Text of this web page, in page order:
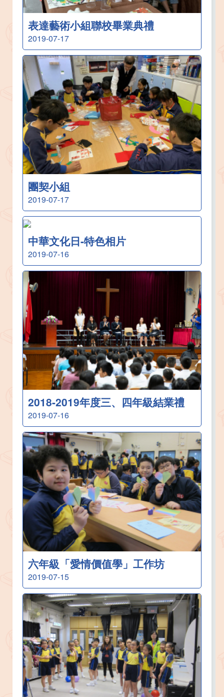
表達藝術小組聯校畢業典禮
2019-07-17
團契小組
2019-07-17
中華文化日-特色相片
2019-07-16
2018-2019年度三、四年級結業禮
2019-07-16
六年級「愛情價值學」工作坊
2019-07-15